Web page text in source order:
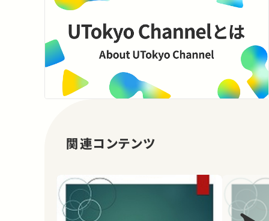
関連コンテンツ